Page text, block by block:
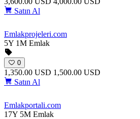
Satın Al
Emlakprojeleri.com
5Y 1M Emlak
0
1,350.00 USD 1,500.00 USD
Satın Al
Emlakportali.com
17Y 5M Emlak